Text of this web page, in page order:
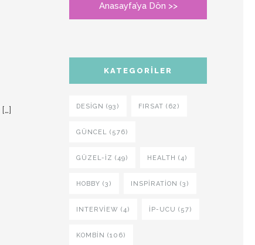
[…]
Anasayfa’ya Dön >>
KATEGORILER
DESIGN (93) FIRSAT (62)
GÜNCEL (576)
GÜZEL-IZ (49) HEALTH (4)
HOBBY (3) INSPIRATION (3)
INTERVIEW (4) İP-UCU (57)
KOMBIN (106)